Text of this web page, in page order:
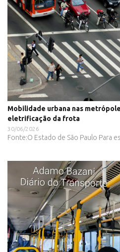
Mobilidade urbana nas
eletrificação da frota
30/06/2026
Fonte:O Estado de São Paulo Para